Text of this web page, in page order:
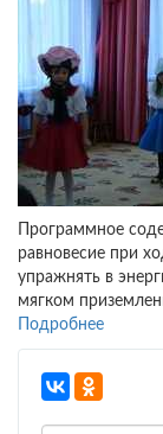
Программное
равновесие при
упражнять в
мягком
Подробнее